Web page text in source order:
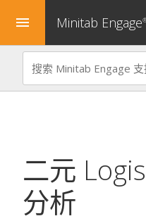
menu Minitab Engage
二元
分析